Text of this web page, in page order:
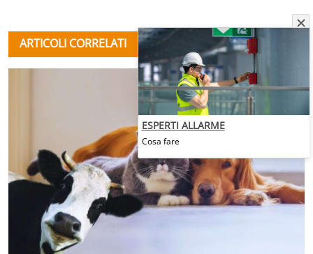
ARTICOLI CORRELATI
ESPERTI ALLARME
Cosa fare